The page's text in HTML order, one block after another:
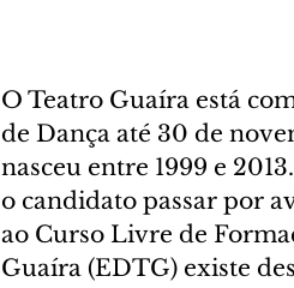
O Teatro Guaíra está
de Dança até 30 de
nasceu entre 1999 e
o candidato passar por
ao Curso Livre de
Guaíra (EDTG) existe